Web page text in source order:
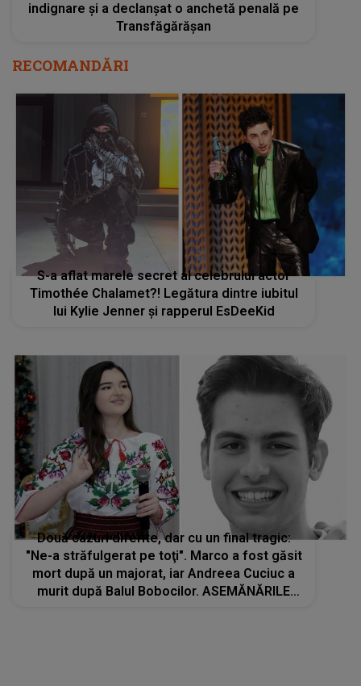
indignare și a declanșat o anchetă penală pe
Transfăgărășan
RECOMANDĂRI
S-a aflat marele secret al celebrului actor
Timothée Chalamet?! Legătura dintre iubitul
lui Kylie Jenner și rapperul EsDeeKid
Două cazuri diferite, dar cu un final tragic:
"Ne-a străfulgerat pe toţi". Marco a fost găsit
mort după un majorat, iar Andreea Cuciuc a
murit după Balul Bobocilor. ASEMĂNĂRILE